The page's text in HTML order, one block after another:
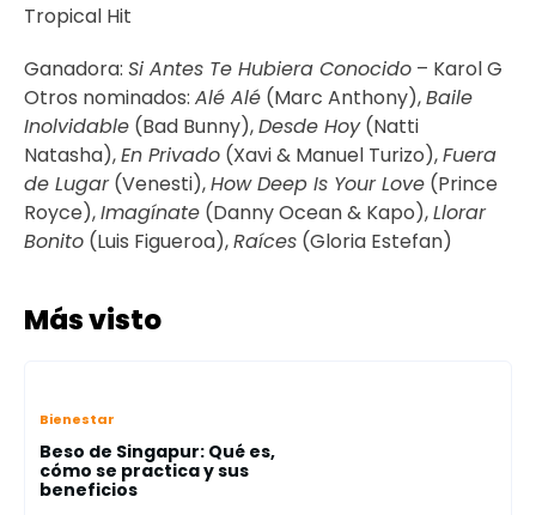
Tropical Hit
Ganadora: Si Antes Te Hubiera Conocido – Karol G
Otros nominados: Alé Alé (Marc Anthony),Baile
Inolvidable (Bad Bunny),Desde Hoy(Natti
Natasha),En Privado (Xavi & Manuel Turizo),Fuera
de Lugar(Venesti),How Deep Is Your Love (Prince
Royce),Imagínate (Danny Ocean & Kapo),Llorar
Bonito (Luis Figueroa),Raíces (Gloria Estefan)
Más visto
Bienestar
Beso de Singapur: Qué es,
cómo se practica y sus
beneficios